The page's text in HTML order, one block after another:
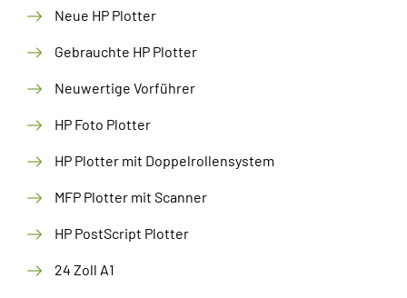
Neue HP Plotter
Gebrauchte HP Plotter
Neuwertige Vorführer
HP Foto Plotter
HP Plotter mit Doppelrollensystem
MFP Plotter mit Scanner
HP PostScript Plotter
24 Zoll A1